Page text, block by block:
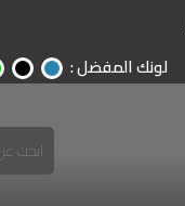
لونك المفضل :